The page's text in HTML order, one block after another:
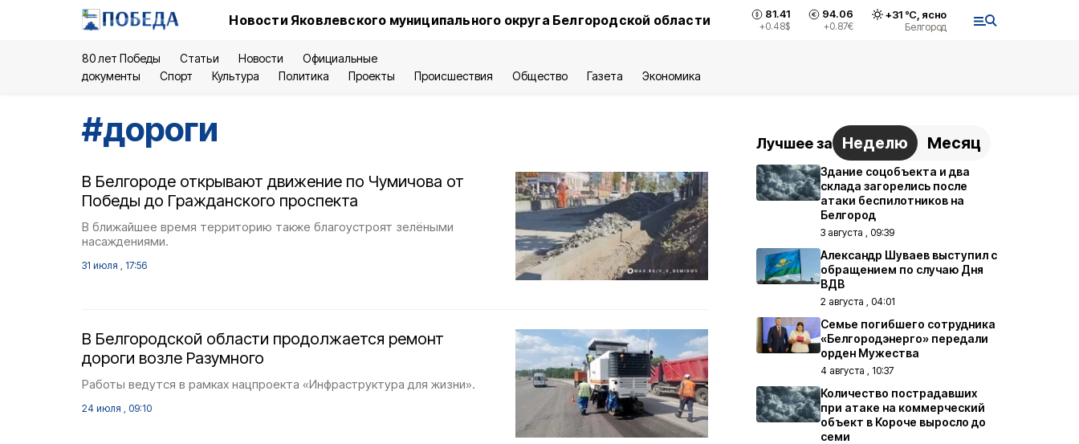
Новости Яковлевского муниципального округа Белгородской области 81.41
+0.48$
94.06
+0.87€
+31°С, ясно
Белгород
80 лет Победы Статьи Новости
Официальные
документы
Спорт Культура Политика Проекты Происшествия Общество Газета Экономика
#дороги
В Белгороде открывают движение по Чумичова от
Победы до Гражданского проспекта
В ближайшее время территорию также благоустроят зелёными
насаждениями.
31 июля , 17:56
В Белгородской области продолжается ремонт
дороги возле Разумного
Работы ведутся в рамках нацпроекта «Инфраструктура для жизни».
24 июля , 09:10
Лучшее за Неделю Месяц
Здание соцобъекта и два
склада загорелись после
атаки беспилотников на
Белгород
3 августа , 09:39
Александр Шуваев выступил с
обращением по случаю Дня
ВДВ
2 августа , 04:01
Семье погибшего сотрудника
«Белгородэнерго» передали
орден Мужества
4 августа , 10:37
Количество пострадавших
при атаке на коммерческий
объект в Короче выросло до
семи